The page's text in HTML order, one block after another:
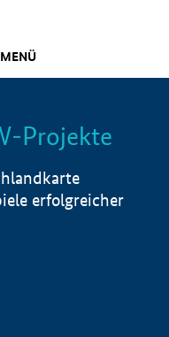
MENÜ
Info
Projekte
erfolgreicher